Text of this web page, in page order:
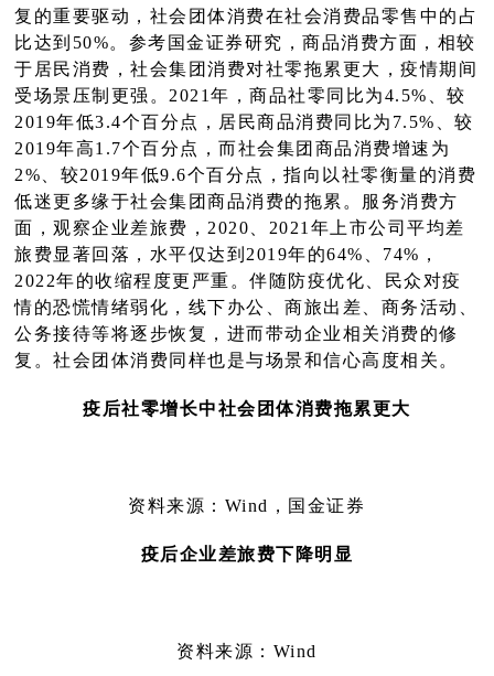
复的重要驱动，社会团体消费在社会消费品零售中的占
比达到50%。参考国金证券研究，商品消费方面，相较
于居民消费，社会集团消费对社零拖累更大，疫情期间
受场景压制更强。2021年，商品社零同比为4.5%、较
2019年低3.4个百分点，居民商品消费同比为7.5%、较
2019年高1.7个百分点，而社会集团商品消费增速为
2%、较2019年低9.6个百分点，指向以社零衡量的消费
低迷更多缘于社会集团商品消费的拖累。服务消费方
面，观察企业差旅费，2020、2021年上市公司平均差
旅费显著回落，水平仅达到2019年的64%、74%，
2022年的收缩程度更严重。伴随防疫优化、民众对疫
情的恐慌情绪弱化，线下办公、商旅出差、商务活动、
公务接待等将逐步恢复，进而带动企业相关消费的修
复。社会团体消费同样也是与场景和信心高度相关。
疫后社零增长中社会团体消费拖累更大
资料来源：Wind，国金证券
疫后企业差旅费下降明显
资料来源：Wind